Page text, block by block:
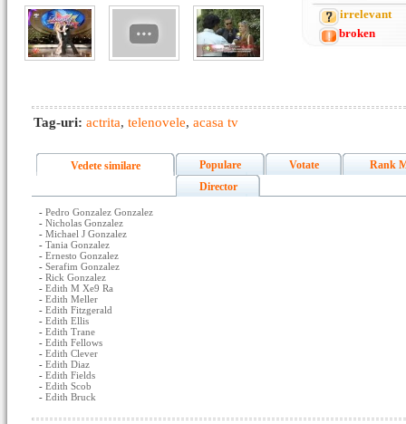
irrelevant
broken
Tag-uri: actrita, telenovele, acasa tv
Vedete similare Populare Votate
Rank
Director
- Pedro Gonzalez Gonzalez
- Nicholas Gonzalez
- Michael J Gonzalez
- Tania Gonzalez
- Ernesto Gonzalez
- Serafim Gonzalez
- Rick Gonzalez
- Edith M Xe9 Ra
- Edith Meller
- Edith Fitzgerald
- Edith Ellis
- Edith Trane
- Edith Fellows
- Edith Clever
- Edith Diaz
- Edith Fields
- Edith Scob
- Edith Bruck